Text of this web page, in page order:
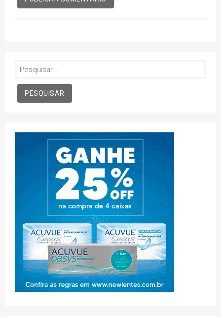
Pesquisar